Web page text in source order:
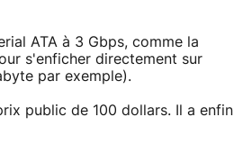
ATA à 3 Gbps, comme la
s'enficher directement sur
par exemple).
public de 100 dollars. Il a enfin